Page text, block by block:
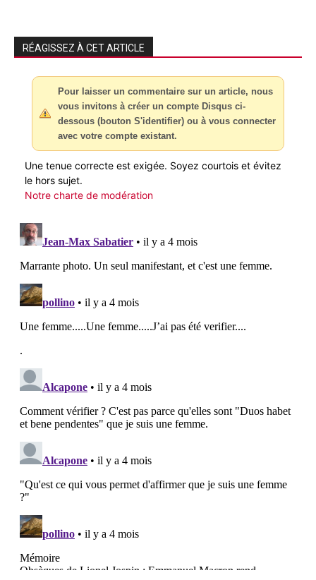
RÉAGISSEZ À CET ARTICLE
Pour laisser un commentaire sur un article, nous
vous invitons à créer un compte Disqus ci-
dessous (bouton S'identifier) ou à vous connecter
avec votre compte existant.
Une tenue correcte est exigée. Soyez courtois et évitez
le hors sujet.
Notre charte de modération